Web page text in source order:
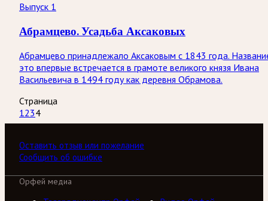
Выпуск 1
Абрамцево. Усадьба Аксаковых
Абрамцево принадлежало Аксаковым с 1843 года.
это впервые встречается в грамоте великого князя Ивана
Васильевича в 1494 году как деревня Обрамова.
Страница
1234
Оставить отзыв или пожелание
Сообщить об ошибке
Орфей медиа